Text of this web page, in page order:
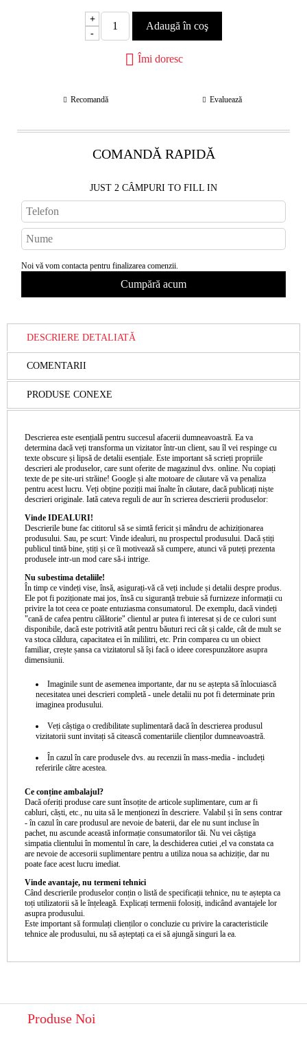
+
-
Îmi doresc
Recomandă Evaluează
COMANDĂ RAPIDĂ
JUST 2 CÂMPURI TO FILL IN
Noi vă vom contacta pentru finalizarea comenzii.
DESCRIERE DETALIATĂ
COMENTARII
PRODUSE CONEXE
Descrierea este esențială pentru succesul afacerii dumneavoastră. Ea va
determina dacă veți transforma un vizitator într-un client, sau îl vei respinge cu
texte obscure și lipsă de detalii esențiale. Este important să scrieți propriile
descrieri ale produselor, care sunt oferite de magazinul dvs. online. Nu copiați
texte de pe site-uri străine! Google și alte motoare de căutare vă va penaliza
pentru acest lucru. Veți obține poziții mai înalte în căutare, dacă publicați niște
descrieri originale. Iată cateva reguli de aur în scrierea descrierii produselor:
Vinde IDEALURI!
Descrierile bune fac cititorul să se simtă fericit și mândru de achiziționarea
produsului. Sau, pe scurt: Vinde idealuri, nu prospectul produsului. Dacă știți
publicul tintă bine, știți și ce îi motivează să cumpere, atunci vă puteți prezenta
produsele intr-un mod care să-i intrige.
Nu subestima detaliile!
În timp ce vindeți vise, însă, asigurați-vă că veți include și detalii despre produs.
Ele pot fi poziționate mai jos, însă cu siguranță trebuie să furnizeze informații cu
privire la tot ceea ce poate entuziasma consumatorul. De exemplu, dacă vindeți
"cană de cafea pentru călătorie" clientul ar putea fi interesat și de ce culori sunt
disponibile, dacă este potrivită atât pentru băuturi reci cât și calde, cât de mult se
va stoca căldura, capacitatea ei în mililitri, etc. Prin comparea cu un obiect
familiar, crește șansa ca vizitatorul să își facă o ideee corespunzătore asupra
dimensiunii.
Imaginile sunt de asemenea importante, dar nu se aștepta să înlocuiască
necesitatea unei descrieri completă - unele detalii nu pot fi determinate prin
imaginea produsului.
Veți câștiga o credibilitate suplimentară dacă în descrierea produsul
vizitatorii sunt invitați să citească comentariile clienților dumneavoastră.
În cazul în care produsele dvs. au recenzii în mass-media - includeți
referirile către acestea.
Ce conține ambalajul?
Dacă oferiți produse care sunt însoțite de articole suplimentare, cum ar fi
cabluri, căști, etc., nu uita să le menționezi în descriere. Valabil și în sens contrar
- în cazul în care produsul are nevoie de baterii, dar ele nu sunt incluse în
pachet, nu ascunde această informație consumatorilor tăi. Nu vei câștiga
simpatia clientului în momentul în care, la deschiderea cutiei ,el va constata ca
are nevoie de accesorii suplimentare pentru a utiliza noua sa achiziție, dar nu
poate face acest lucru imediat.
Vinde avantaje, nu termeni tehnici
Când descrierile produselor conțin o listă de specificații tehnice, nu te aștepta ca
toți utilizatorii să le înțeleagă. Explicați termenii folosiți, indicând avantajele lor
asupra produsului.
Este important să formulați clienților o concluzie cu privire la caracteristicile
tehnice ale produsului, nu să așteptați ca ei să ajungă singuri la ea.
Produse Noi